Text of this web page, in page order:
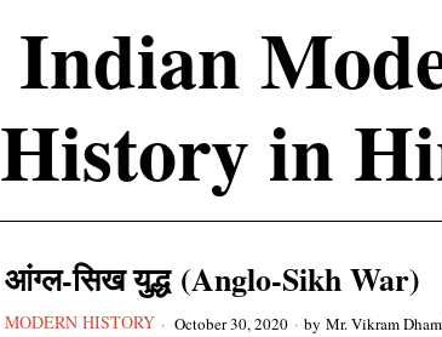
Indian
History in
आंग्ल-सिख युद्ध (Anglo-Sikh War)
MODERN HISTORY October 30, 2020 by Mr. Vikram